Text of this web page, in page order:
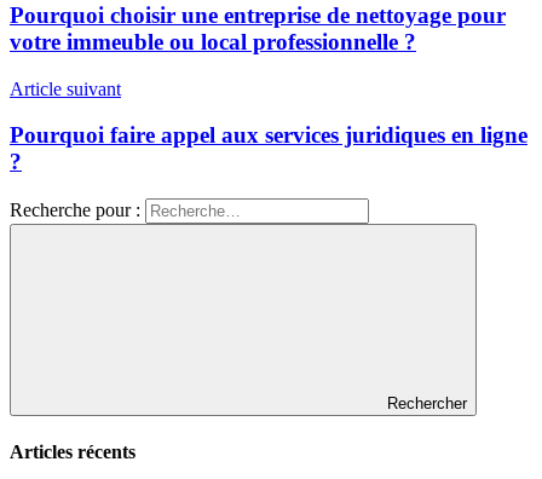
Pourquoi choisir une entreprise de nettoyage pour
votre immeuble ou local professionnelle ?
Article suivant
Pourquoi faire appel aux services juridiques en ligne
?
Recherche pour :
Rechercher
Articles récents